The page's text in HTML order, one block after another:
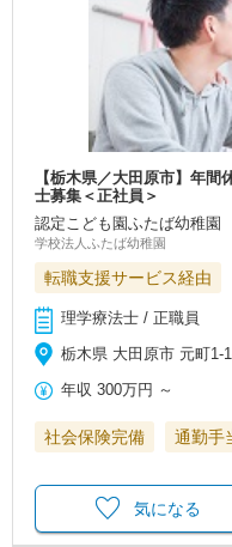
【栃木県／大田原市】年
士募集＜正社員＞
認定こども園ふたば幼稚園
学校法人ふたば幼稚園
転職支援サービス経由
理学療法士 / 正職員
栃木県 大田原市 元町1-
年収 300万円 ～
社会保険完備 通勤手
気になる